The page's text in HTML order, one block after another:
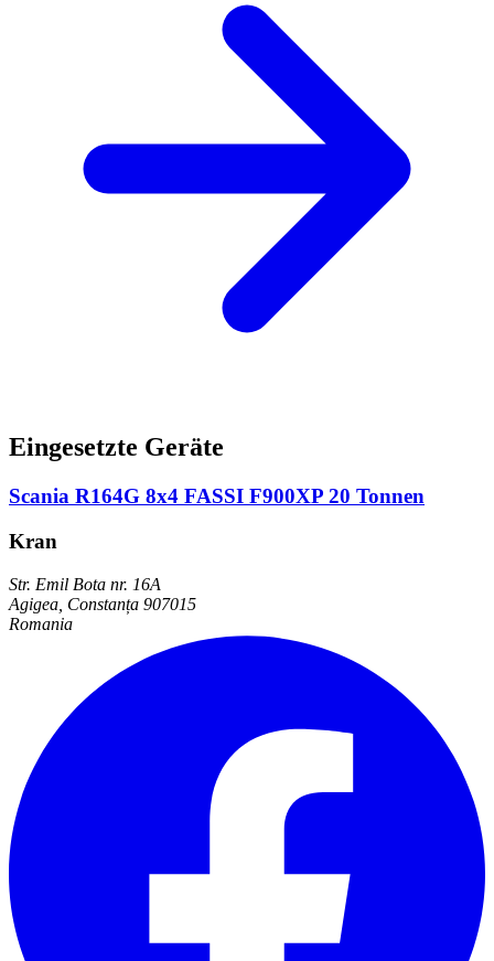
Eingesetzte Geräte
Scania R164G 8x4 FASSI F900XP 20 Tonnen
Kran
Str. Emil Bota nr. 16A
Agigea, Constanța 907015
Romania